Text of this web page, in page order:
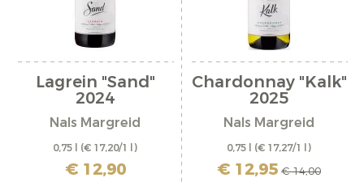
Lagrein "Sand"
2024
Nals Margreid
0,75 l (€ 17,20/1 l)
inkl. MwSt. zzgl. Versandkosten
€ 12,90
Chardonnay "Kalk"
2025
Nals Margreid
0,75 l (€ 17,27/1 l)
inkl. MwSt. zzgl. Versandkosten
€ 12,95 € 14,00